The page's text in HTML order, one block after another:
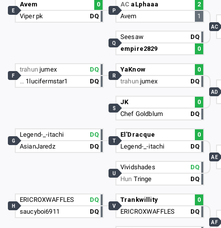
Avem
0
Viper pk
DQ
E
trahun jumex
DQ
… 1lucifermstar1 DQ
F
Legend-_-itachi
DQ
AsianJaredz
DQ
G
ERICROXWAFFLES
DQ
saucyboi6911
DQ
H
AC aLphaaa
2
Avem
1
P
Seesaw
DQ
empire2829
0
Q
YaKnow
0
trahun jumex DQ
R
JK
0
Chef Goldblum
DQ
S
El'Dracque
0
Legend-_-itachi
DQ
T
Vividshades
DQ
Hun Tringe DQ
U
Trankwillity
0
ERICROXWAFFLES
DQ
V
AC
AD
AE
AF